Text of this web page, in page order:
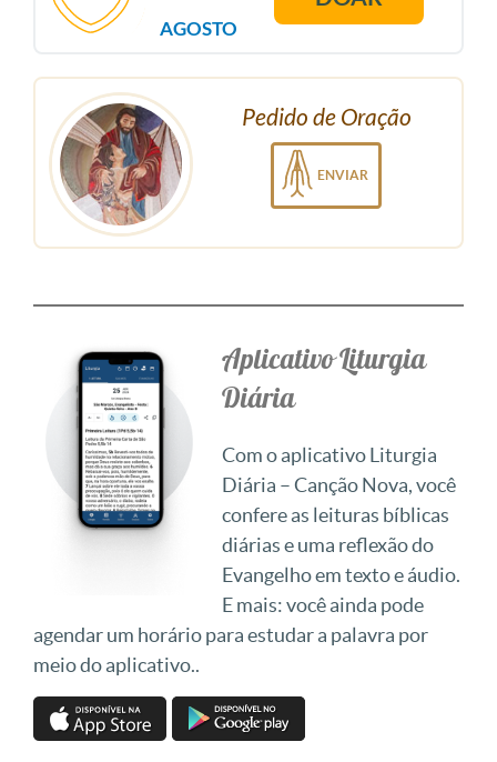
AGOSTO
Pedido de Oração
ENVIAR
Aplicativo Liturgia
Diária
Com o aplicativo Liturgia
Diária – Canção Nova, você
confere as leituras bíblicas
diárias e uma reflexão do
Evangelho em texto e áudio.
E mais: você ainda pode
agendar um horário para estudar a palavra por
meio do aplicativo..